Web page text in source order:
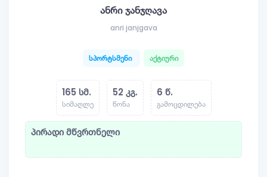
ანრი ჯანჯღავა
anri janjgava
სპორტსმენი აქტიური
165 სმ.
სიმაღლე
52 კგ.
წონა
6 წ.
გამოცდილება
პირადი მწვრთნელი